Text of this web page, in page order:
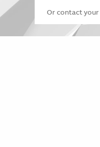
Or contact your